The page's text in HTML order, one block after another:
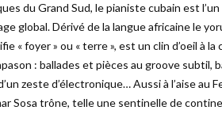
du Grand Sud, le pianiste cubain est
global. Dérivé de la langue africaine le
« foyer » ou « terre », est un clin d’oeil à
: ballades et pièces au groove subtil,
zeste d’électronique… Aussi à l’aise au
Sosa trône, telle une sentinelle de